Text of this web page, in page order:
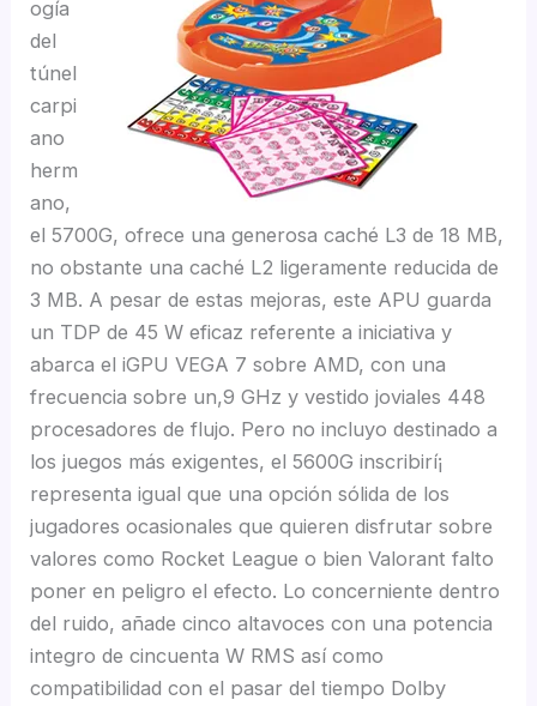
ogí­a
del
túnel
carpi
ano
herm
ano,
el 5700G, ofrece una generosa caché L3 de 18 MB,
no obstante una caché L2 ligeramente reducida de
3 MB. A pesar de estas mejoras, este APU guarda
un TDP de 45 W eficaz referente a iniciativa y
abarca el iGPU VEGA 7 sobre AMD, con una
frecuencia sobre un,9 GHz y vestido joviales 448
procesadores de flujo. Pero no incluyo destinado a
los juegos más exigentes, el 5600G inscribirí¡
representa igual que una opción sólida de los
jugadores ocasionales que quieren disfrutar sobre
valores como Rocket League o bien Valorant falto
poner en peligro el efecto. Lo concerniente dentro
del ruido, añade cinco altavoces con una potencia
integro de cincuenta W RMS así­ como
compatibilidad con el pasar del tiempo Dolby